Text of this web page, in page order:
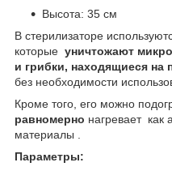
Высота: 35 см
В стерилизаторе
которые уничтожают
и грибки, находящиеся на
без необходимости
Кроме того, его можно
равномерно нагревает как
материалы .
Параметры: